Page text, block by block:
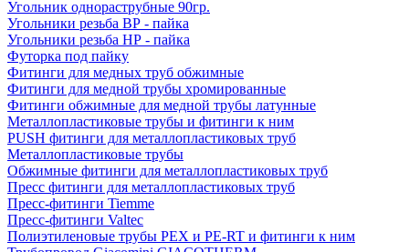
Угольник однораструбные 90гр.
Угольники резьба ВР - пайка
Угольники резьба НР - пайка
Футорка под пайку
Фитинги для медных труб обжимные
Фитинги для медной трубы хромированные
Фитинги обжимные для медной трубы латунные
Металлопластиковые трубы и фитинги к ним
PUSH фитинги для металлопластиковых труб
Металлопластиковые трубы
Обжимные фитинги для металлопластиковых труб
Пресс фитинги для металлопластиковых труб
Пресс-фитинги Tiemme
Пресс-фитинги Valtec
Полиэтиленовые трубы PEX и PE-RT и фитинги к ним